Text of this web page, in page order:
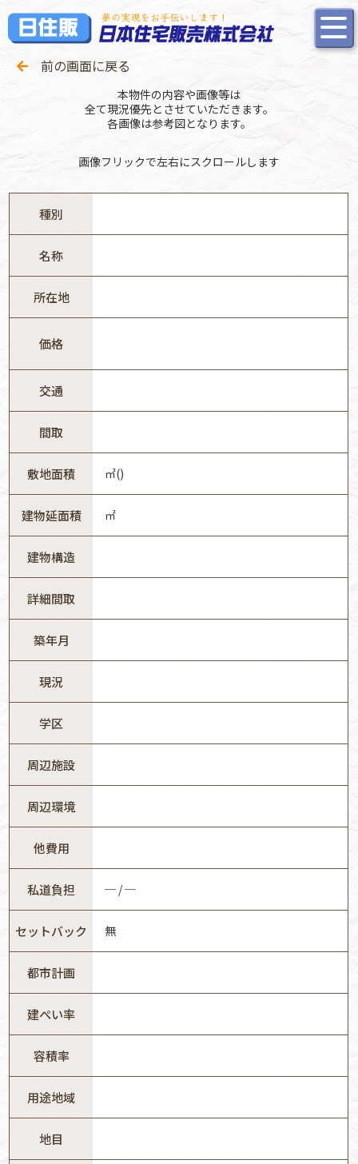
前の画面に戻る
本物件の内容や画像等は
全て現況優先とさせていただきます。
各画像は参考図となります。
画像フリックで左右にスクロールします
種別
名称
所在地
価格
交通
間取
敷地面積 ㎡()
建物延面積 ㎡
建物構造
詳細間取
築年月
現況
学区
周辺施設
周辺環境
他費用
私道負担 ─ / ─
セットバック 無
都市計画
建ぺい率
容積率
用途地域
地目